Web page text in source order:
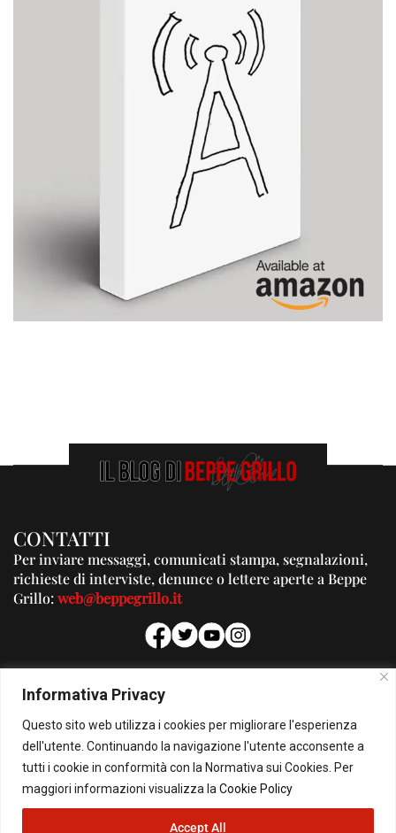
Informativa Privacy
Questo sito web utilizza i cookies per migliorare l'esperienza
dell'utente. Continuando la navigazione l'utente acconsente a
tutti i cookie in conformità con la Normativa sui Cookies. Per
maggiori informazioni visualizza la Cookie Policy
Accept All
CONTATTI
Per inviare messaggi, comunicati stampa, segnalazioni,
richieste di interviste, denunce o lettere aperte a Beppe
Grillo:web@beppegrillo.it
PUBBLICITA'
Per la tua pubblicità su questo Blog:
pubblicita@beppegrillo.it
HOMEPAGE COOKIE POLICY PRIVACY POLICY CONTATTI
© Copyright 2026 - Il Blog di Beppe Grillo. All Rights Reserved - Powered by